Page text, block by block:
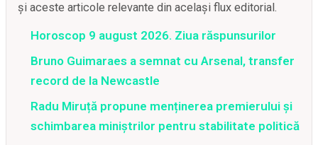
și aceste articole relevante din același flux editorial.
Horoscop 9 august 2026. Ziua răspunsurilor
Bruno Guimaraes a semnat cu Arsenal, transfer
record de la Newcastle
Radu Miruță propune menținerea premierului și
schimbarea miniștrilor pentru stabilitate politică